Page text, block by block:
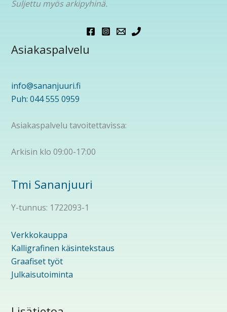
Suljettu myös arkipyhinä.
Asiakaspalvelu
info@sananjuuri.fi
Puh: 044 555 0959
Asiakaspalvelu tavoitettavissa:
Arkisin klo 09:00-17:00
Tmi Sananjuuri
Y-tunnus: 1722093-1
Verkkokauppa
Kalligrafinen käsintekstaus
Graafiset työt
Julkaisutoiminta